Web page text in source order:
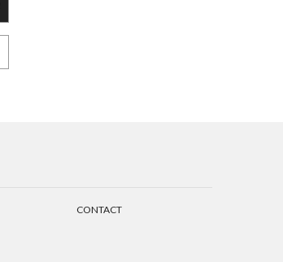
CONTACT